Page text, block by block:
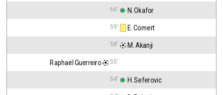
66' N. Okafor
59' E. Cömert
58' M. Akanji
Raphaël Guerreiro 55'
54' H. Seferovic